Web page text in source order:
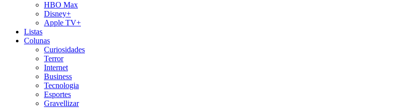
HBO Max
Disney+
Apple TV+
Listas
Colunas
Curiosidades
Terror
Internet
Business
Tecnologia
Esportes
Gravellizar